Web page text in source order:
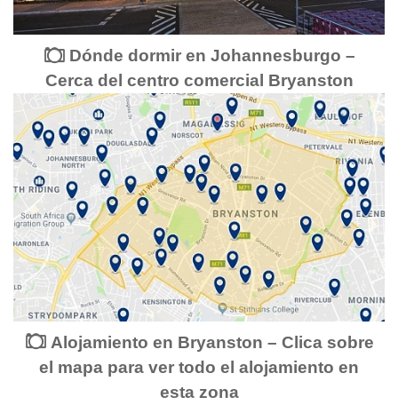
Dónde dormir en Johannesburgo –
Cerca del centro comercial Bryanston
Alojamiento en Bryanston – Clica sobre
el mapa para ver todo el alojamiento en
esta zona